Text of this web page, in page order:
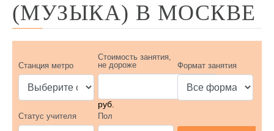
(МУЗЫКА) В МОСКВЕ
Станция метро
Стоимость занятия,
не дороже
руб.
Формат занятия
Статус учителя Пол